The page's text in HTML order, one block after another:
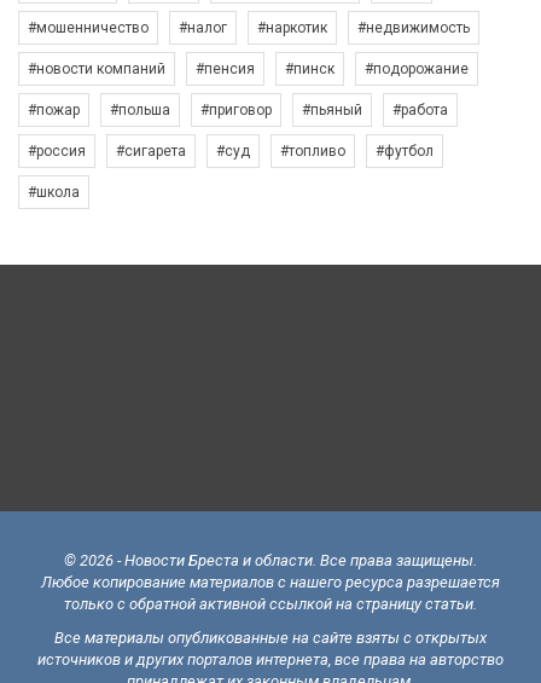
#мошенничество #налог #наркотик #недвижимость
#новости компаний #пенсия #пинск #подорожание
#пожар #польша #приговор #пьяный #работа
#россия #сигарета #суд #топливо #футбол
#школа
© 2026 - Новости Бреста и области. Все права защищены.
Любое копирование материалов с нашего ресурса разрешается
только с обратной активной ссылкой на страницу статьи.
Все материалы опубликованные на сайте взяты с открытых
источников и других порталов интернета, все права на авторство